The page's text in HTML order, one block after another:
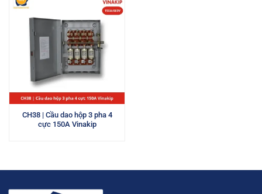
CH38 | Cầu dao hộp 3 pha 4
cực 150A Vinakip